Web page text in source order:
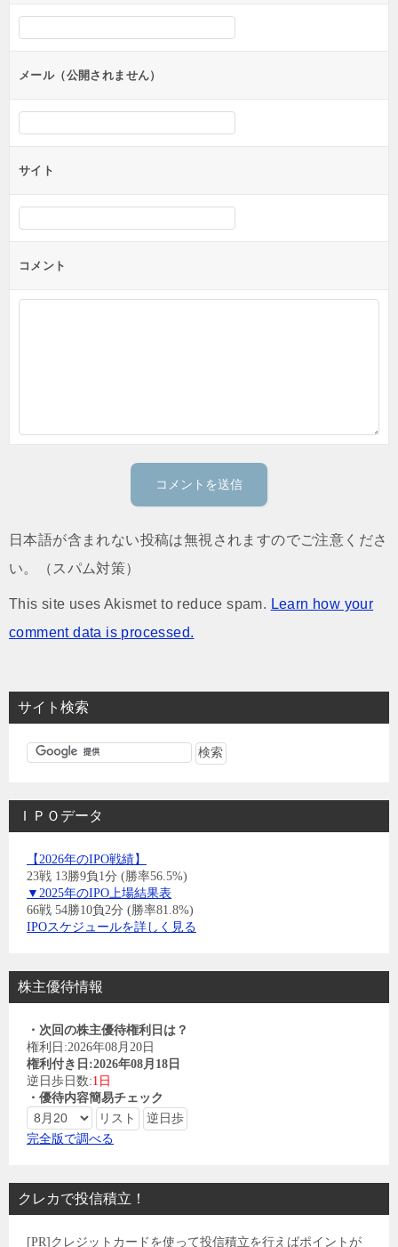
シ
ンメール（公開されません）
サイト
コメント
日本語が含まれない投稿は無視されますのでご注意くださ
い。（スパム対策）
This site uses Akismet to reduce spam. Learn how your
comment data is processed.
サイト検索
ＩＰＯデータ
【2026年のIPO戦績】
23戦 13勝9負1分 (勝率56.5%)
▼2025年のIPO上場結果表
66戦 54勝10負2分 (勝率81.8%)
IPOスケジュールを詳しく見る
株主優待情報
・次回の株主優待権利日は？
権利日:2026年08月20日
権利付き日:2026年08月18日
逆日歩日数:1日
・優待内容簡易チェック
完全版で調べる
クレカで投信積立！
[PR]クレジットカードを使って投信積立を行えばポイントが